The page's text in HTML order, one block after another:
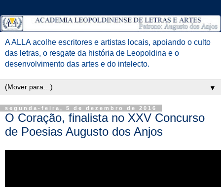
A ALLA acolhe escritores e artistas locais, apoiando o culto
das letras, o resgate da história de Leopoldina e o
desenvolvimento das artes e do intelecto.
▼
segunda-feira, 5 de dezembro de 2016
O Coração, finalista no XXV Concurso
de Poesias Augusto dos Anjos